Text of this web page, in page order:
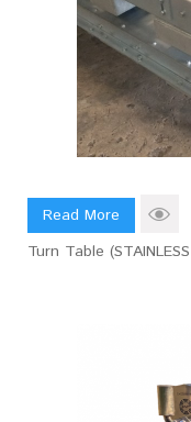
Read More
Turn Table